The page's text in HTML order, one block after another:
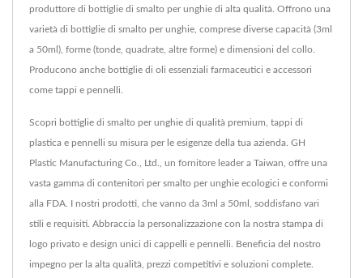
produttore di bottiglie di smalto per unghie di alta qualità. Offrono una
varietà di bottiglie di smalto per unghie, comprese diverse capacità (3ml
a 50ml), forme (tonde, quadrate, altre forme) e dimensioni del collo.
Producono anche bottiglie di oli essenziali farmaceutici e accessori
come tappi e pennelli.
Scopri bottiglie di smalto per unghie di qualità premium, tappi di
plastica e pennelli su misura per le esigenze della tua azienda. GH
Plastic Manufacturing Co., Ltd., un fornitore leader a Taiwan, offre una
vasta gamma di contenitori per smalto per unghie ecologici e conformi
alla FDA. I nostri prodotti, che vanno da 3ml a 50ml, soddisfano vari
stili e requisiti. Abbraccia la personalizzazione con la nostra stampa di
logo privato e design unici di cappelli e pennelli. Beneficia del nostro
impegno per la alta qualità, prezzi competitivi e soluzioni complete.